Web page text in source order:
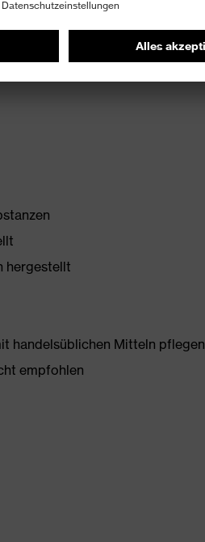
hergestellt
handelsüblichen Mitteln pflegen
empfohlen